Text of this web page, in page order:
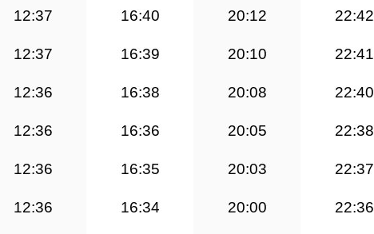
12:37 16:40 20:12 22:42
12:37 16:39 20:10 22:41
12:36 16:38 20:08 22:40
12:36 16:36 20:05 22:38
12:36 16:35 20:03 22:37
12:36 16:34 20:00 22:36